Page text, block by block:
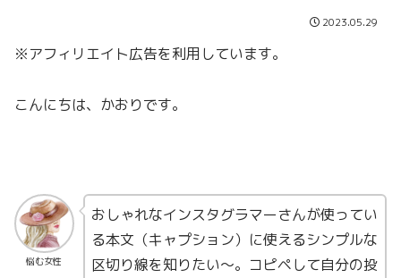
2023.05.29
※アフィリエイト広告を利用しています。
こんにちは、かおりです。
悩む女性
おしゃれなインスタグラマーさんが使ってい
る本文（キャプション）に使えるシンプルな
区切り線を知りたい〜。コピペして自分の投